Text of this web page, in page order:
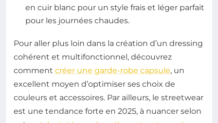
en cuir blanc pour un style frais et léger parfait
pour les journées chaudes.
Pour aller plus loin dans la création d’un dressing
cohérent et multifonctionnel, découvrez
comment créer une garde-robe capsule, un
excellent moyen d’optimiser ses choix de
couleurs et accessoires. Par ailleurs, le streetwear
est une tendance forte en 2025, à nuancer selon